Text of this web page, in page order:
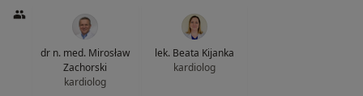
dr n. med. Mirosław
Zachorski
kardiolog
lek. Beata Kijanka
kardiolog